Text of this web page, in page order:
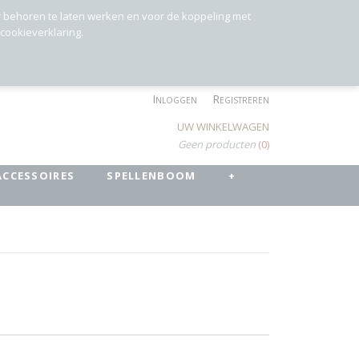
Inloggen Registreren
UW WINKELWAGEN
Geen producten (0)
SPELLENBOOM +
te laten werken en voor de koppeling met